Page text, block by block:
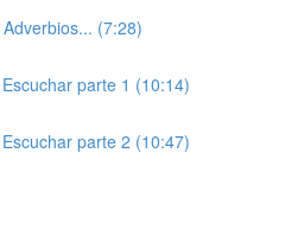
(7:28)
parte 1 (10:14)
parte 2 (10:47)